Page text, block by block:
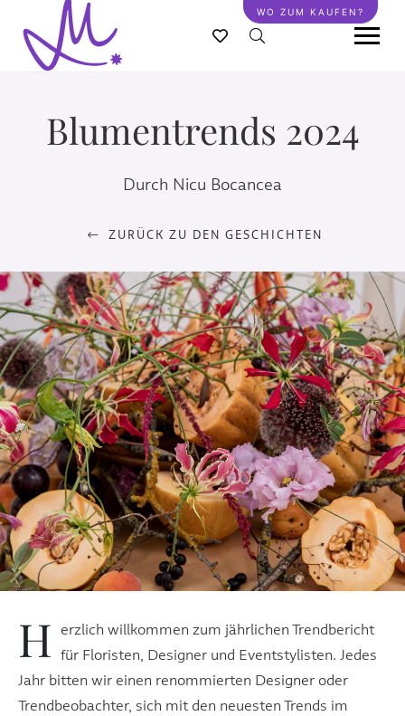
zum
Inhalt
WO ZUM KAUFEN?
Blumentrends 2024
Durch Nicu Bocancea
ZURÜCK ZU DEN GESCHICHTEN
H
erzlich willkommen zum jährlichen Trendbericht
für Floristen, Designer und Eventstylisten. Jedes
Jahr bitten wir einen renommierten Designer oder
Trendbeobachter, sich mit den neuesten Trends im